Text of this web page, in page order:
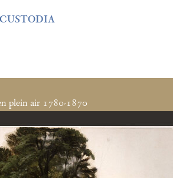
key "var_mode" in
plein air 1780-1870